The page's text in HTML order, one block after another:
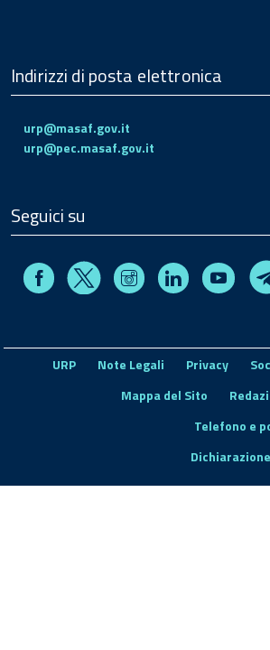
Indirizzi di posta elettronica
urp@masaf.gov.it
urp@pec.masaf.gov.it
Seguici su
FacebookX InstagramLinkedin
URP Note Legali Privacy
Mappa del Sito
Telefono e